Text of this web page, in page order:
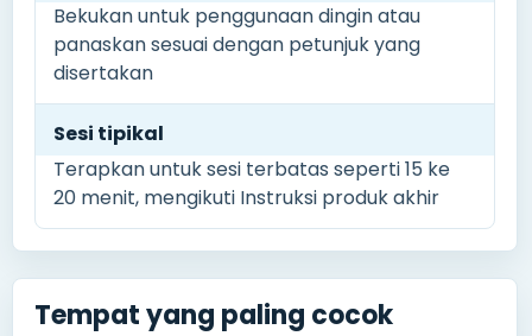
Bekukan untuk penggunaan dingin atau
panaskan sesuai dengan petunjuk yang
disertakan
Sesi tipikal
Terapkan untuk sesi terbatas seperti 15 ke
20 menit, mengikuti Instruksi produk akhir
Tempat yang paling cocok